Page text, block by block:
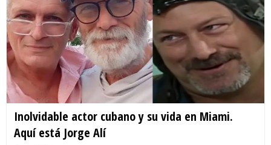
Inolvidable actor cubano y su vida en Miami.
Aquí está Jorge Alí